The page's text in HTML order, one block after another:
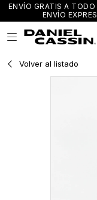
ENVÍO GRATIS A
ENVÍO

Volver al listado